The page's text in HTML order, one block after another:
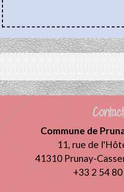
Commune de
11, rue de
41310 Prunay-
+33 2 54